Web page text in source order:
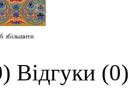
збільшити
Відгуки (0)